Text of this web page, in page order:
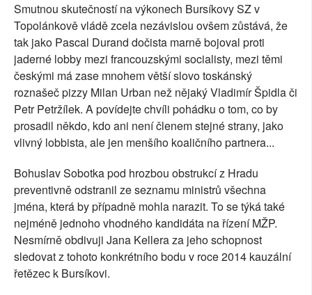
Smutnou skutečností na výkonech Bursíkovy SZ v
Topolánkově vládě zcela nezávislou ovšem zůstává, že
tak jako Pascal Durand dočista marně bojoval proti
jaderné lobby mezi francouzskými socialisty, mezi těmi
českými má zase mnohem větší slovo toskánský
roznašeč pizzy Milan Urban než nějaký Vladimír Špidla či
Petr Petržílek. A povídejte chvíli pohádku o tom, co by
prosadil někdo, kdo ani není členem stejné strany, jako
vlivný lobbista, ale jen menšího koaličního partnera...
Bohuslav Sobotka pod hrozbou obstrukcí z Hradu
preventivně odstranil ze seznamu ministrů všechna
jména, která by případně mohla narazit. To se týká také
nejméně jednoho vhodného kandidáta na řízení MŽP.
Nesmírně obdivuji Jana Kellera za jeho schopnost
sledovat z tohoto konkrétního bodu v roce 2014 kauzální
řetězec k Bursíkovi.